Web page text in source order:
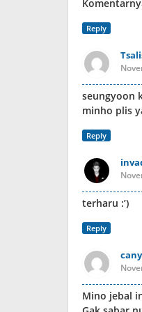
Reply
seungyoon
minho plis
Reply
terharu :’)
Reply
Mino jebal